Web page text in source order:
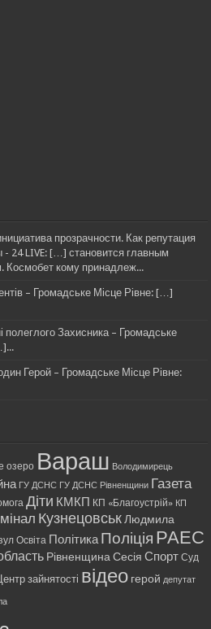
прозрачности. Как репутация
24 LIVE: […] становится главным
Космобет кому принадлеж...
– Громадське Місце Рівне: […]
полеглого Захисника – Громадське
Герой – Громадське Місце Рівне:
озеро Вараш Володимирець
ГУ ДСНС ГУ ДСНС Рівненщини Газета
Діти КМКП КП «Благоустрій» КП
Кузнецовськ Людмила
Освіта ПолітикаПоліція РАЕС
Рівненщина Сесія Спорт Суд
Центр зайнятості відео герой депутат